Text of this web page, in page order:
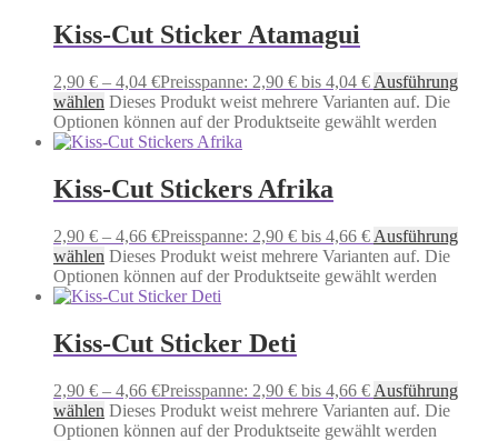
Kiss-Cut Sticker Atamagui
2,90 € – 4,04 €Preisspanne: 2,90 € bis 4,04 € Ausführung
wählen Dieses Produkt weist mehrere Varianten auf. Die
Optionen können auf der Produktseite gewählt werden
Kiss-Cut Stickers Afrika
2,90 € – 4,66 €Preisspanne: 2,90 € bis 4,66 € Ausführung
wählen Dieses Produkt weist mehrere Varianten auf. Die
Optionen können auf der Produktseite gewählt werden
Kiss-Cut Sticker Deti
2,90 € – 4,66 €Preisspanne: 2,90 € bis 4,66 € Ausführung
wählen Dieses Produkt weist mehrere Varianten auf. Die
Optionen können auf der Produktseite gewählt werden